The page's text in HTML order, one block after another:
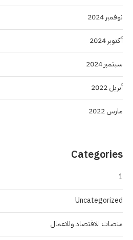
نوفمبر 2024
أكتوبر 2024
سبتمبر 2024
أبريل 2022
مارس 2022
Categories
1
Uncategorized
منصات الاقتصاد والاعمال